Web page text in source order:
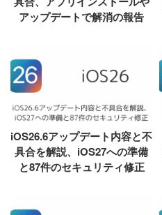
アップデートで解消の報告
iOS26.6アップデート内容と不
具合を解説、iOS27への準備
と87件のセキュリティ修正